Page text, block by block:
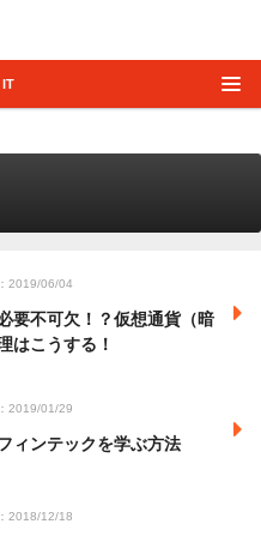
IT
2019/06/04
要不可欠！？仮想通貨（暗
はこうする！
2019/01/29
ィンテックを学ぶ方法
2018/12/18